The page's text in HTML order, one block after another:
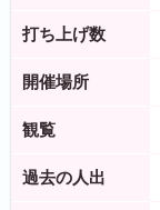
打ち上げ数
開催場所
観覧
過去の人出